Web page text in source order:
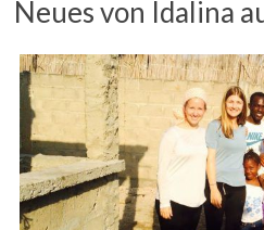
Neues von Idalina